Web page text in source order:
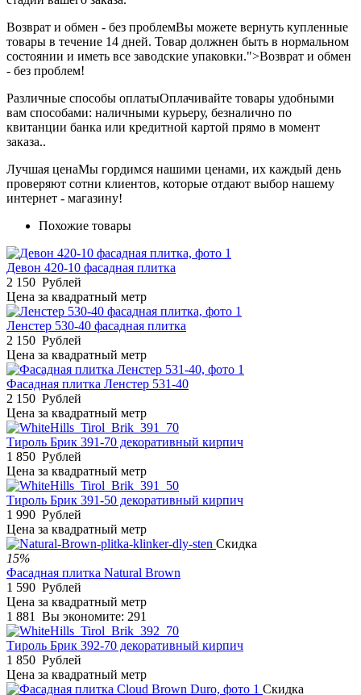
Возврат и обмен - без проблемВы можете вернуть купленные
товары в течение 14 дней. Товар должнен быть в нормальном
состоянии и иметь все заводские упаковки.">Возврат и обмен
- без проблем!
Различные способы оплатыОплачивайте товары удобными
вам способами: наличными курьеру, безналично по
квитанции банка или кредитной картой прямо в момент
заказа..
Лучшая ценаМы гордимся нашими ценами, их каждый день
проверяют сотни клиентов, которые отдают выбор нашему
интернет - магазину!
Похожие товары
Девон 420-10 фасадная плитка
2 150 Рублей
Цена за квадратный метр
Ленстер 530-40 фасадная плитка
2 150 Рублей
Цена за квадратный метр
Фасадная плитка Ленстер 531-40
2 150 Рублей
Цена за квадратный метр
Тироль Брик 391-70 декоративный кирпич
1 850 Рублей
Цена за квадратный метр
Тироль Брик 391-50 декоративный кирпич
1 990 Рублей
Цена за квадратный метр
Скидка
15%
Фасадная плитка Natural Brown
1 590 Рублей
Цена за квадратный метр
1 881
Вы экономите: 291
Тироль Брик 392-70 декоративный кирпич
1 850 Рублей
Цена за квадратный метр
Скидка